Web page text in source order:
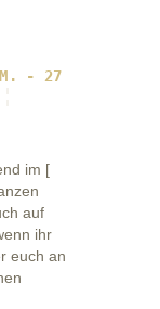
- 27
im [
auf
ihr
euch an